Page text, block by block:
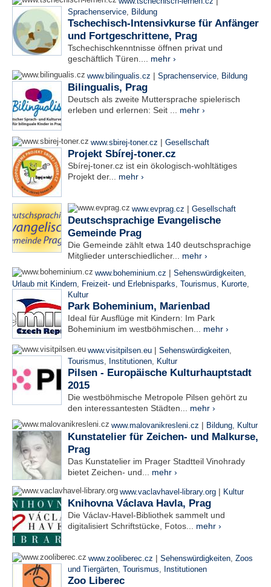
Sprachenservice, Bildung
Tschechisch-Intensivkurse für Anfänger
und Fortgeschrittene, Prag
Tschechischkenntnisse öffnen privat und
geschäftlich Türen.... mehr ›
www.bilingualis.cz | Sprachenservice, Bildung
Bilingualis, Prag
Deutsch als zweite Muttersprache spielerisch
erleben und erlernen: Seit ... mehr ›
www.sbirej-toner.cz | Gesellschaft
Projekt Sbírej-toner.cz
Sbírej-toner.cz ist ein ökologisch-wohltätiges
Projekt der... mehr ›
www.evprag.cz | Gesellschaft
Deutschsprachige Evangelische
Gemeinde Prag
Die Gemeinde zählt etwa 140 deutschsprachige
Mitglieder unterschiedlicher... mehr ›
www.boheminium.cz | Sehenswürdigkeiten,
Urlaub mit Kindern, Freizeit- und Erlebnisparks, Tourismus, Kurorte,
Kultur
Park Boheminium, Marienbad
Ideal für Ausflüge mit Kindern: Im Park
Boheminium im westböhmischen... mehr ›
www.visitpilsen.eu | Sehenswürdigkeiten,
Tourismus, Institutionen, Kultur
Pilsen - Europäische Kulturhauptstadt
2015
Die westböhmische Metropole Pilsen gehört zu
den interessantesten Städten... mehr ›
www.malovanikresleni.cz | Bildung, Kultur
Kunstatelier für Zeichen- und Malkurse,
Prag
Das Kunstatelier im Prager Stadtteil Vinohrady
bietet Zeichen- und... mehr ›
www.vaclavhavel-library.org | Kultur
Knihovna Václava Havla, Prag
Die Václav-Havel-Bibliothek sammelt und
digitalisiert Schriftstücke, Fotos... mehr ›
www.zooliberec.cz | Sehenswürdigkeiten, Zoos
und Tiergärten, Tourismus, Institutionen
Zoo Liberec